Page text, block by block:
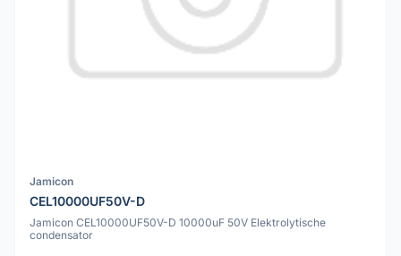
Jamicon
CEL10000UF50V-D
Jamicon CEL10000UF50V-D 10000uF 50V Elektrolytische
condensator